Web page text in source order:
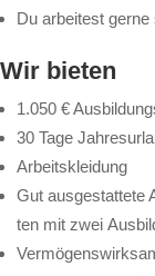
Du ar­bei­test
Wir bie­ten
1.050 €
30 Ta­ge
Ar­beits­klei­dung
Gut aus­ge­stat­te­te
ten mit zwei